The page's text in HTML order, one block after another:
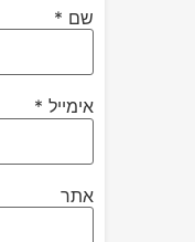
שם *
אימייל *
אתר